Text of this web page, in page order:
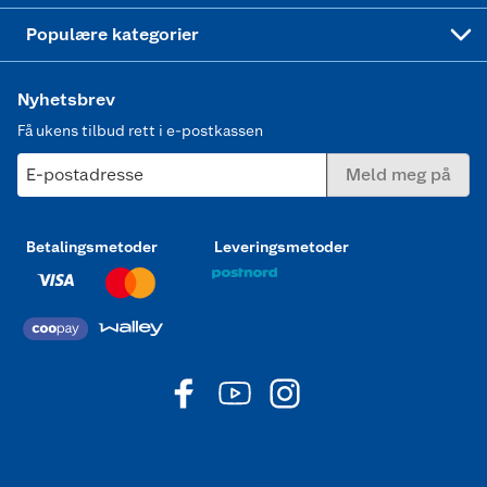
Populære kategorier
Nyhetsbrev
Få ukens tilbud rett i e-postkassen
E-postadresse Meld meg på
Betalingsmetoder Leveringsmetoder